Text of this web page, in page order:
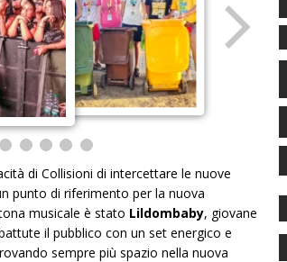
di Collisioni di intercettare le nuove
punto di riferimento per la nuova
musicale è stato Lildombaby, giovane
il pubblico con un set energico e
sempre più spazio nella nuova